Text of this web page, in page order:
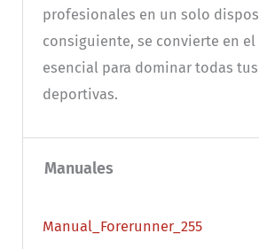
profesionales en un solo
consiguiente, se convierte en
esencial para dominar todas
deportivas.
Manuales
Manual_Forerunner_255